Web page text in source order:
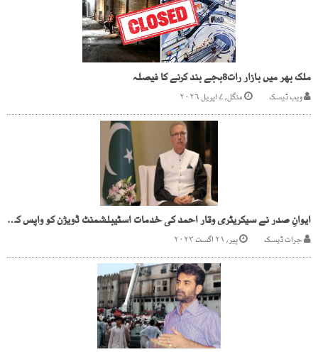
ملک بھر میں بازار رات8بجے بند کرنے کا فیصلہ
ویب ڈیسک منگل, ۷ اپریل ۲۰۲۶
ایوانِ صدر نے سیکریٹری وقار احمد کی خدمات اسٹیبلشمنٹ ڈویژن کو واپس کر دیں
جرات ڈیسک پیر, ۲۱ اگست ۲۰۲۳